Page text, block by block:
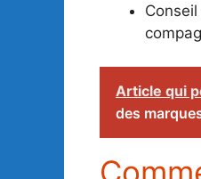
Article qui
des